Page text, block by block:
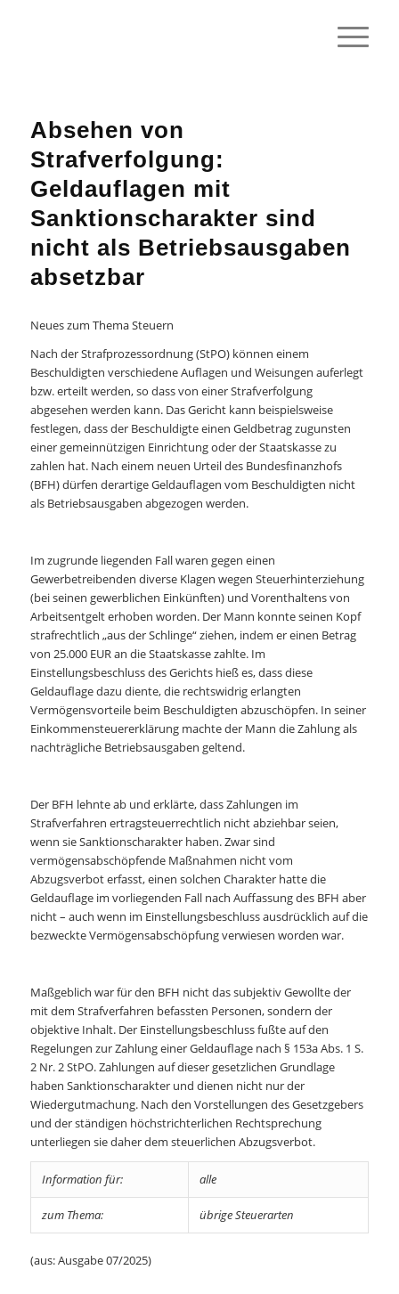
Absehen von
Strafverfolgung:
Geldauflagen mit
Sanktionscharakter sind
nicht als Betriebsausgaben
absetzbar
Neues zum Thema Steuern
Nach der Strafprozessordnung (StPO) können einem
Beschuldigten verschiedene Auflagen und Weisungen auferlegt
bzw. erteilt werden, so dass von einer Strafverfolgung
abgesehen werden kann. Das Gericht kann beispielsweise
festlegen, dass der Beschuldigte einen Geldbetrag zugunsten
einer gemeinnützigen Einrichtung oder der Staatskasse zu
zahlen hat. Nach einem neuen Urteil des Bundesfinanzhofs
(BFH) dürfen derartige Geldauflagen vom Beschuldigten nicht
als Betriebsausgaben abgezogen werden.
Im zugrunde liegenden Fall waren gegen einen
Gewerbetreibenden diverse Klagen wegen Steuerhinterziehung
(bei seinen gewerblichen Einkünften) und Vorenthaltens von
Arbeitsentgelt erhoben worden. Der Mann konnte seinen Kopf
strafrechtlich „aus der Schlinge“ ziehen, indem er einen Betrag
von 25.000 EUR an die Staatskasse zahlte. Im
Einstellungsbeschluss des Gerichts hieß es, dass diese
Geldauflage dazu diente, die rechtswidrig erlangten
Vermögensvorteile beim Beschuldigten abzuschöpfen. In seiner
Einkommensteuererklärung machte der Mann die Zahlung als
nachträgliche Betriebsausgaben geltend.
Der BFH lehnte ab und erklärte, dass Zahlungen im
Strafverfahren ertragsteuerrechtlich nicht abziehbar seien,
wenn sie Sanktionscharakter haben. Zwar sind
vermögensabschöpfende Maßnahmen nicht vom
Abzugsverbot erfasst, einen solchen Charakter hatte die
Geldauflage im vorliegenden Fall nach Auffassung des BFH aber
nicht – auch wenn im Einstellungsbeschluss ausdrücklich auf die
bezweckte Vermögensabschöpfung verwiesen worden war.
Maßgeblich war für den BFH nicht das subjektiv Gewollte der
mit dem Strafverfahren befassten Personen, sondern der
objektive Inhalt. Der Einstellungsbeschluss fußte auf den
Regelungen zur Zahlung einer Geldauflage nach § 153a Abs. 1 S.
2 Nr. 2 StPO. Zahlungen auf dieser gesetzlichen Grundlage
haben Sanktionscharakter und dienen nicht nur der
Wiedergutmachung. Nach den Vorstellungen des Gesetzgebers
und der ständigen höchstrichterlichen Rechtsprechung
unterliegen sie daher dem steuerlichen Abzugsverbot.
Information für: alle
zum Thema: übrige Steuerarten
(aus: Ausgabe 07/2025)